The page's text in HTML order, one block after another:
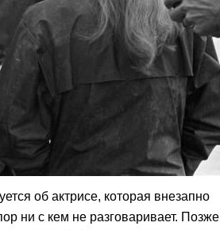
об актрисе, которая внезапно
ни с кем не разговаривает. Позже